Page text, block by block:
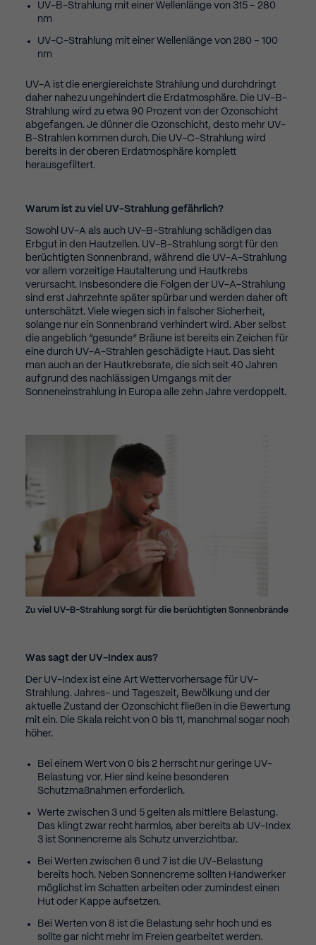
UV-B-Strahlung mit einer Wellenlänge von 315 – 280
nm
UV-C-Strahlung mit einer Wellenlänge von 280 – 100
nm
UV-A ist die energiereichste Strahlung und durchdringt
daher nahezu ungehindert die Erdatmosphäre. Die UV-B-
Strahlung wird zu etwa 90 Prozent von der Ozonschicht
abgefangen. Je dünner die Ozonschicht, desto mehr UV-
B-Strahlen kommen durch. Die UV-C-Strahlung wird
bereits in der oberen Erdatmosphäre komplett
herausgefiltert.
Warum ist zu viel UV-Strahlung gefährlich?
Sowohl UV-A als auch UV-B-Strahlung schädigen das
Erbgut in den Hautzellen. UV-B-Strahlung sorgt für den
berüchtigten Sonnenbrand, während die UV-A-Strahlung
vor allem vorzeitige Hautalterung und Hautkrebs
verursacht. Insbesondere die Folgen der UV-A-Strahlung
sind erst Jahrzehnte später spürbar und werden daher oft
unterschätzt. Viele wiegen sich in falscher Sicherheit,
solange nur ein Sonnenbrand verhindert wird. Aber selbst
die angeblich “gesunde” Bräune ist bereits ein Zeichen für
eine durch UV-A-Strahlen geschädigte Haut. Das sieht
man auch an der Hautkrebsrate, die sich seit 40 Jahren
aufgrund des nachlässigen Umgangs mit der
Sonneneinstrahlung in Europa alle zehn Jahre verdoppelt.
Zu viel UV-B-Strahlung sorgt für die berüchtigten Sonnenbrände
Was sagt der UV-Index aus?
Der UV-Index ist eine Art Wettervorhersage für UV-
Strahlung. Jahres- und Tageszeit, Bewölkung und der
aktuelle Zustand der Ozonschicht fließen in die Bewertung
mit ein. Die Skala reicht von 0 bis 11, manchmal sogar noch
höher.
Bei einem Wert von 0 bis 2 herrscht nur geringe UV-
Belastung vor. Hier sind keine besonderen
Schutzmaßnahmen erforderlich.
Werte zwischen 3 und 5 gelten als mittlere Belastung.
Das klingt zwar recht harmlos, aber bereits ab UV-Index
3 ist Sonnencreme als Schutz unverzichtbar.
Bei Werten zwischen 6 und 7 ist die UV-Belastung
bereits hoch. Neben Sonnencreme sollten Handwerker
möglichst im Schatten arbeiten oder zumindest einen
Hut oder Kappe aufsetzen.
Bei Werten von 8 ist die Belastung sehr hoch und es
sollte gar nicht mehr im Freien gearbeitet werden.